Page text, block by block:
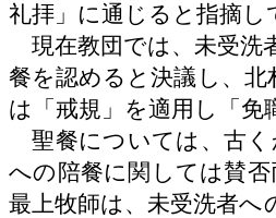
礼拝」に通じると指摘し
現在教団では、未受洗
餐を認めると決議し、
は「戒規」を適用し「免
聖餐については、古く
への陪餐に関しては賛
最上牧師は、未受洗者